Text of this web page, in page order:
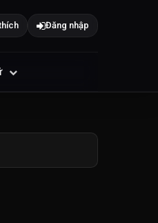
Đăng nhập